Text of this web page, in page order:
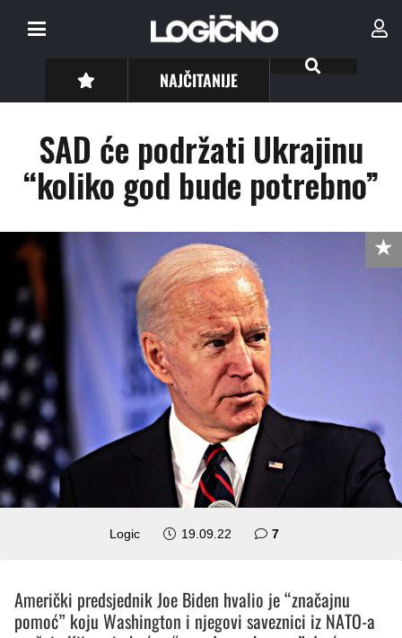
NAJČITANIJE
SAD će podržati Ukrajinu
“koliko god bude potrebno”
Logic 19.09.22 7komentara
Američki predsjednik Joe Biden hvalio je “značajnu
pomoć” koju Washington i njegovi saveznici iz NATO-a